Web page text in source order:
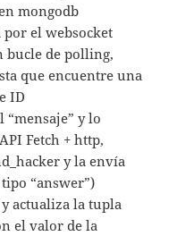
mongodb
el websocket
bucle de polling,
que encuentre una
ID
y lo
Fetch + http,
y la envía
“answer”)
actualiza la tupla
el valor de la